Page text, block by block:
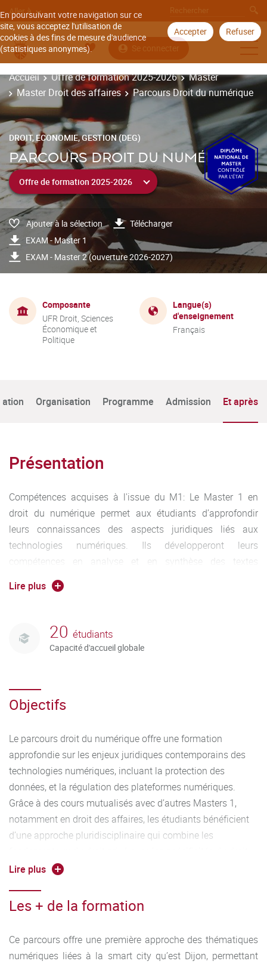
En poursuivant votre navigation sur ce
site, vous acceptez l'utilisation de
cookies à des fins de mesure d'audience
(statistiques anonymes).
Accepter Refuser
Aller à
Se connecter
Accueil Offre de formation 2025-2026
Master
Master Droit des affaires
Parcours Droit du numérique
DROIT, ECONOMIE, GESTION (DEG)
PARCOURS DROIT DU NUMÉRIQUE
Ajouter à la sélection
Télécharger
EXAM - Master 1
EXAM - Master 2 (ouverture 2026-2027)
Composante
UFR Droit, Sciences
Économique et
Politique
Langue(s)
d'enseignement
Français
Organisation Programme Admission Et après
Présentation
Compétences acquises à l'issue du M1: Le Master 1 en
droit du numérique permet aux étudiants d’approfondir
leurs connaissances des aspects juridiques liés aux
technologies numériques. Ils développeront leurs
compétences en analyse et en synthèse des textes
juridiques applicables au numérique et renforceront leur
rigueur et clarté dans la rédaction (avis juridiques, analyses
Lire plus
20 étudiants
Capacité d'accueil globale
Objectifs
Le parcours droit du numérique offre une formation
approfondie sur les enjeux juridiques contemporains des
technologies numériques, incluant la protection des
données, et la régulation des plateformes numériques.
Grâce à des cours mutualisés avec d’autres Masters 1,
notamment en droit des affaires, les étudiants bénéficient
d’une approche pluridisciplinaire qui combine les
appliqué aux nouvelles technologies. Ce parcours permet
questions numériques dans un cadre juridique national,
leur futur exercice professionnel.
Lire plus
Les + de la formation
Ce parcours offre une première approche des thématiques
numériques liées à la smart city qu’est Dijon, permettant